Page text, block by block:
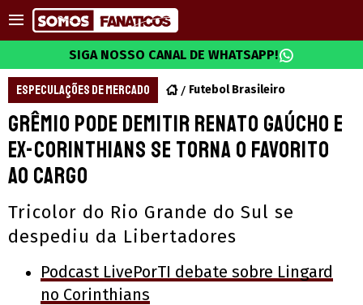
SIGA NOSSO CANAL DE WHATSAPP!
ESPECULAÇÕES DE MERCADO Futebol Brasileiro
Grêmio pode demitir Renato Gaúcho e
ex-Corinthians se torna o favorito
ao cargo
Tricolor do Rio Grande do Sul se
despediu da Libertadores
Podcast LivePorTI debate sobre Lingard
no Corinthians